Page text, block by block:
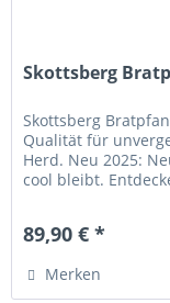
Skottsberg
Skottsberg
Qualität für
Herd. Neu 2025:
cool bleibt.
89,90 € *
Merken